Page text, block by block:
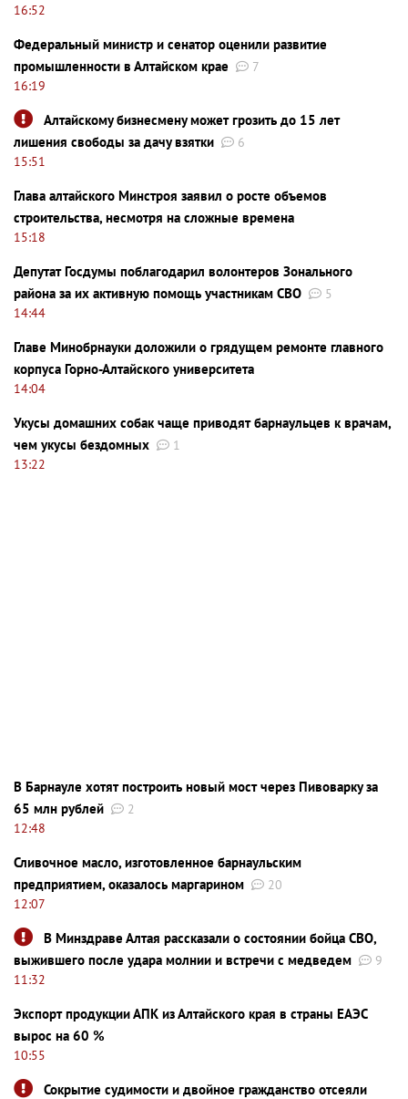
16:52
Федеральный министр и сенатор оценили развитие
промышленности в Алтайском крае
7
16:19
Алтайскому бизнесмену может грозить до 15 лет
лишения свободы за дачу взятки
6
15:51
Глава алтайского Минстроя заявил о росте объемов
строительства, несмотря на сложные времена
15:18
Депутат Госдумы поблагодарил волонтеров Зонального
района за их активную помощь участникам СВО
5
14:44
Главе Минобрнауки доложили о грядущем ремонте главного
корпуса Горно-Алтайского университета
14:04
Укусы домашних собак чаще приводят барнаульцев к врачам,
чем укусы бездомных
1
13:22
В Барнауле хотят построить новый мост через Пивоварку за
65 млн рублей
2
12:48
Сливочное масло, изготовленное барнаульским
предприятием, оказалось маргарином
20
12:07
В Минздраве Алтая рассказали о состоянии бойца СВО,
выжившего после удара молнии и встречи с медведем
9
11:32
Экспорт продукции АПК из Алтайского края в страны ЕАЭС
вырос на 60 %
10:55
Сокрытие судимости и двойное гражданство отсеяли